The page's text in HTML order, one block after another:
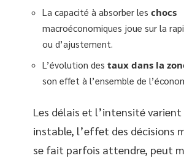
La capacité à absorber les chocs
macroéconomiques joue sur la
ou d’ajustement.
L’évolution des taux dans la
son effet à l’ensemble de
Les délais et l’intensité varient
instable, l’effet des décisions
se fait parfois attendre, peut